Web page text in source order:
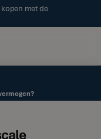
kopen met de